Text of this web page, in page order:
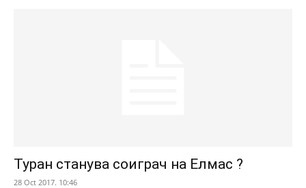
Туран станува соиграч на Елмас ?
28 Oct 2017. 10:46